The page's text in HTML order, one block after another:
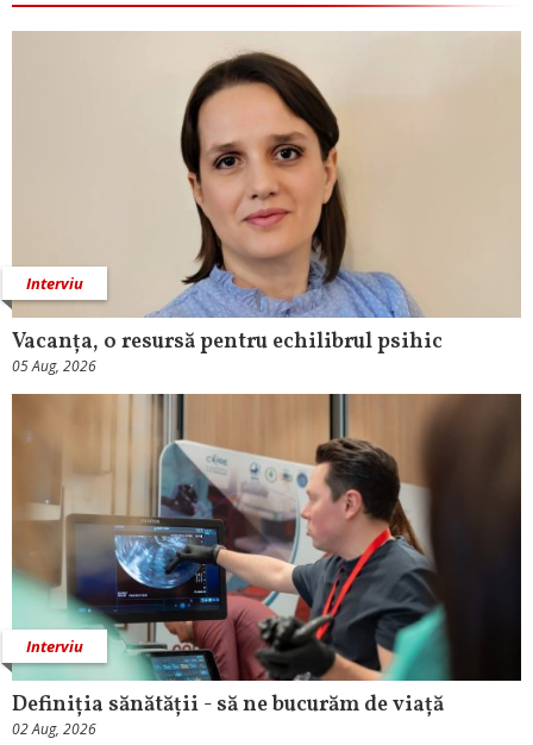
Interviu
Vacanța, o resursă pentru echilibrul psihic
05 Aug, 2026
Interviu
Definiția sănătății - să ne bucurăm de viață
02 Aug, 2026